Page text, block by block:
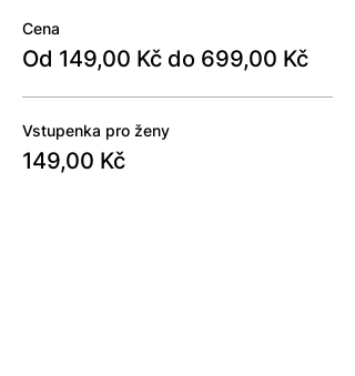
Cena
Od 149,00 Kč do 699,00 Kč
Vstupenka pro ženy
149,00 Kč